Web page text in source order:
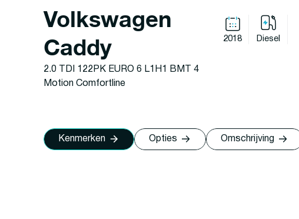
Volkswagen
Caddy
2.0 TDI 122PK EURO 6 L1H1 BMT 4
Motion Comfortline
2018 Diesel
Kenmerken Opties Omschrijving